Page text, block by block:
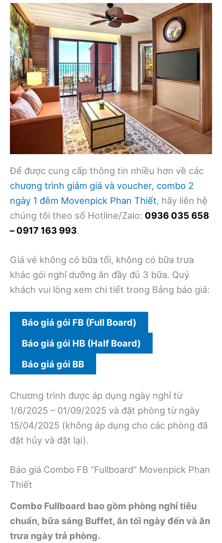
Để được cung cấp thông tin nhiều hơn về các
chương trình giảm giá và voucher, combo 2
ngày 1 đêm Movenpick Phan Thiết, hãy liên hệ
chúng tôi theo số Hotline/Zalo: 0936 035 658
– 0917 163 993.
Giá vé không có bữa tối, không có bữa trưa
khác gói nghỉ dưỡng ăn đầy đủ 3 bữa. Quý
khách vui lòng xem chi tiết trong Bảng báo giá:
Báo giá gói FB (Full Board)
Báo giá gói HB (Half Board)
Báo giá gói BB
Chương trình được áp dụng ngày nghỉ từ
1/6/2025 – 01/09/2025 và đặt phòng từ ngày
15/04/2025 (không áp dụng cho các phòng đã
đặt hủy và đặt lại).
Báo giá Combo FB “Fullboard” Movenpick Phan
Thiết
Combo Fullboard bao gồm phòng nghỉ tiêu
chuẩn, bữa sáng Buffet, ăn tối ngày đến và ăn
trưa ngày trả phòng.